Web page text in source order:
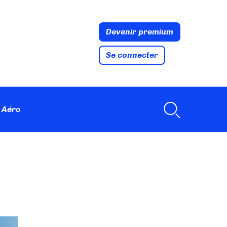
Devenir premium
Se connecter